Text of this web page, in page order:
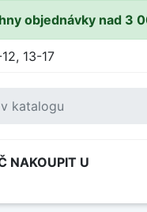
objednávky nad 3
13-17
NAKOUPIT U